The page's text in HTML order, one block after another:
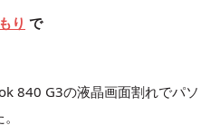
り で
840 G3の液晶画面割れでパソ